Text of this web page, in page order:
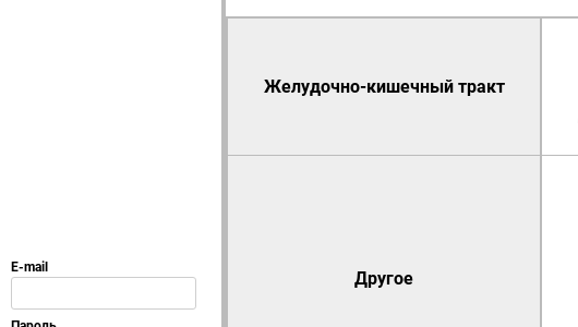
Желудочно-кишечный тракт
Другое